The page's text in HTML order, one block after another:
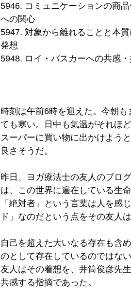
5946. コミュニケーションの商
への関心
5947. 対象から離れることと本
発想
5948. ロイ・バスカーへの共感
時刻は午前6時を迎えた。今朝
ても寒い。日中も気温がそれほ
スーパーに買い物に出かけよう
良さそうだ。
昨日、ヨガ療法士の友人のブロ
は、この世界に遍在している生
「絶対者」という言葉は人を感
ド」なのだという点をその友人
自己を超えた大いなる存在も含
のとして存在しているのではな
友人はその着想を、井筒俊彦先
共感する指摘であった。